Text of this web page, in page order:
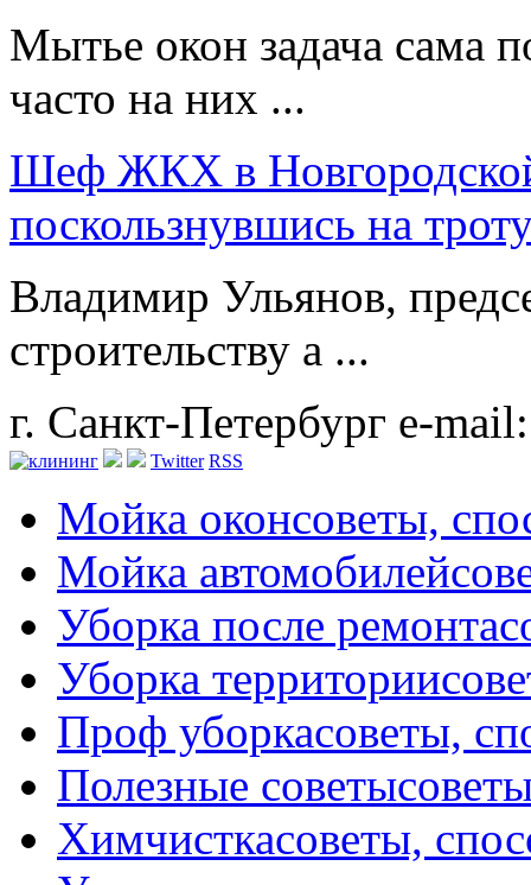
Мытье окон задача сама
часто на них ...
Шеф ЖКХ в
поскользнувшись на
Владимир Ульянов,
строительству а ...
г. Санкт-Петербург e-
Twitter RSS
Мойка оконсоветы,
Мойка автомобилей
Уборка после ремонта
Уборка территории
Проф уборкасоветы,
Полезные советы
Химчисткасоветы,